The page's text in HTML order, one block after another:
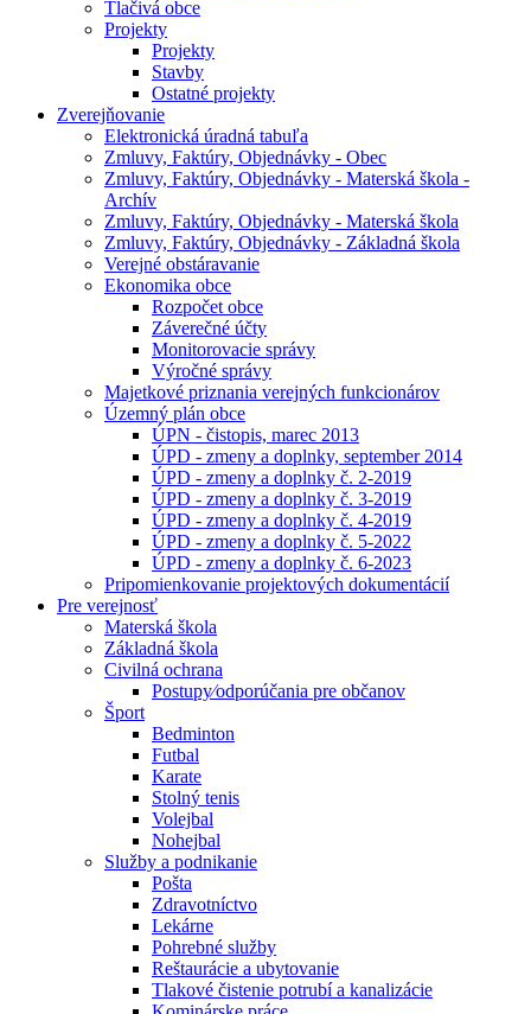
Tlačivá obce
Projekty
Projekty
Stavby
Ostatné projekty
Zverejňovanie
Elektronická úradná tabuľa
Zmluvy, Faktúry, Objednávky - Obec
Zmluvy, Faktúry, Objednávky - Materská škola -
Archív
Zmluvy, Faktúry, Objednávky - Materská škola
Zmluvy, Faktúry, Objednávky - Základná škola
Verejné obstáravanie
Ekonomika obce
Rozpočet obce
Záverečné účty
Monitorovacie správy
Výročné správy
Majetkové priznania verejných funkcionárov
Územný plán obce
ÚPN - čistopis, marec 2013
ÚPD - zmeny a doplnky, september 2014
ÚPD - zmeny a doplnky č. 2-2019
ÚPD - zmeny a doplnky č. 3-2019
ÚPD - zmeny a doplnky č. 4-2019
ÚPD - zmeny a doplnky č. 5-2022
ÚPD - zmeny a doplnky č. 6-2023
Pripomienkovanie projektových dokumentácií
Pre verejnosť
Materská škola
Základná škola
Civilná ochrana
Postupy⁄odporúčania pre občanov
Šport
Bedminton
Futbal
Karate
Stolný tenis
Volejbal
Nohejbal
Služby a podnikanie
Pošta
Zdravotníctvo
Lekárne
Pohrebné služby
Reštaurácie a ubytovanie
Tlakové čistenie potrubí a kanalizácie